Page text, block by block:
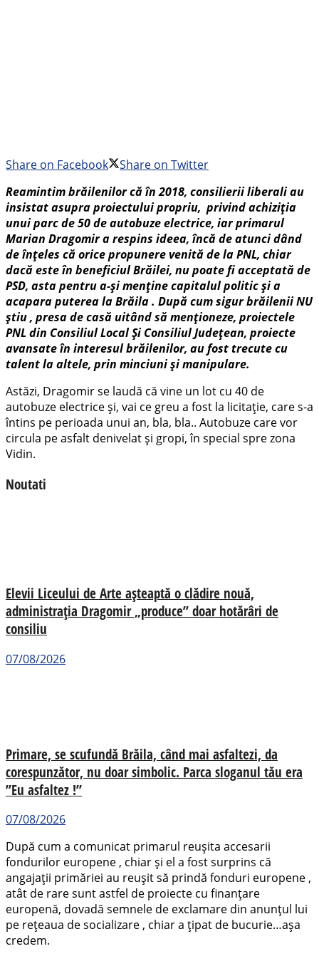
Share on Facebook
Share on Twitter
Reamintim brăilenilor că în 2018, consilierii liberali au
insistat asupra proiectului propriu, privind achiziţia
unui parc de 50 de autobuze electrice, iar primarul
Marian Dragomir a respins ideea, încă de atunci dând
de înțeles că orice propunere venită de la PNL, chiar
dacă este în beneficiul Brăilei, nu poate fi acceptată de
PSD, asta pentru a-și menține capitalul politic și a
acapara puterea la Brăila . După cum sigur brăilenii NU
știu , presa de casă uitând să menționeze, proiectele
PNL din Consiliul Local Și Consiliul Județean, proiecte
avansate în interesul brăilenilor, au fost trecute cu
talent la altele, prin minciuni și manipulare.
Astăzi, Dragomir se laudă că vine un lot cu 40 de
autobuze electrice și, vai ce greu a fost la licitație, care s-a
întins pe perioada unui an, bla, bla.. Autobuze care vor
circula pe asfalt denivelat și gropi, în special spre zona
Vidin.
Noutati
Elevii Liceului de Arte așteaptă o clădire nouă,
administrația Dragomir „produce” doar hotărâri de
consiliu
07/08/2026
Primare, se scufundă Brăila, când mai asfaltezi, da
corespunzător, nu doar simbolic. Parca sloganul tău era
”Eu asfaltez !”
07/08/2026
După cum a comunicat primarul reușita accesarii
fondurilor europene , chiar și el a fost surprins că
angajații primăriei au reușit să prindă fonduri europene ,
atât de rare sunt astfel de proiecte cu finanțare
europenă, dovadă semnele de exclamare din anunțul lui
pe rețeaua de socializare , chiar a țipat de bucurie…așa
credem.